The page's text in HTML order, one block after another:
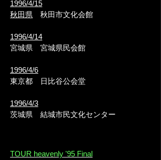
1996/4/15
秋田県 秋田市文化会館
1996/4/14
宮城県 宮城県民会館
1996/4/6
東京都 日比谷公会堂
1996/4/3
茨城県 結城市民文化センター
TOUR heavenly '95 Final